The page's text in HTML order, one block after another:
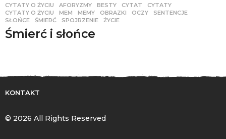
CYTATY O ŻYCIU AFORYZMY ,BESTY ,CYTAT ,CYTATY
CYTATY O ŻYCIU
,MEM ,MEMY ,OBRAZKI ,OCZY ,SENTENCJE
SŁOŃCE
,ŚMIERĆ ,SPOJRZENIE ,ŻYCIE
Śmierć i słońce
KONTAKT
© 2026 All Rights Reserved